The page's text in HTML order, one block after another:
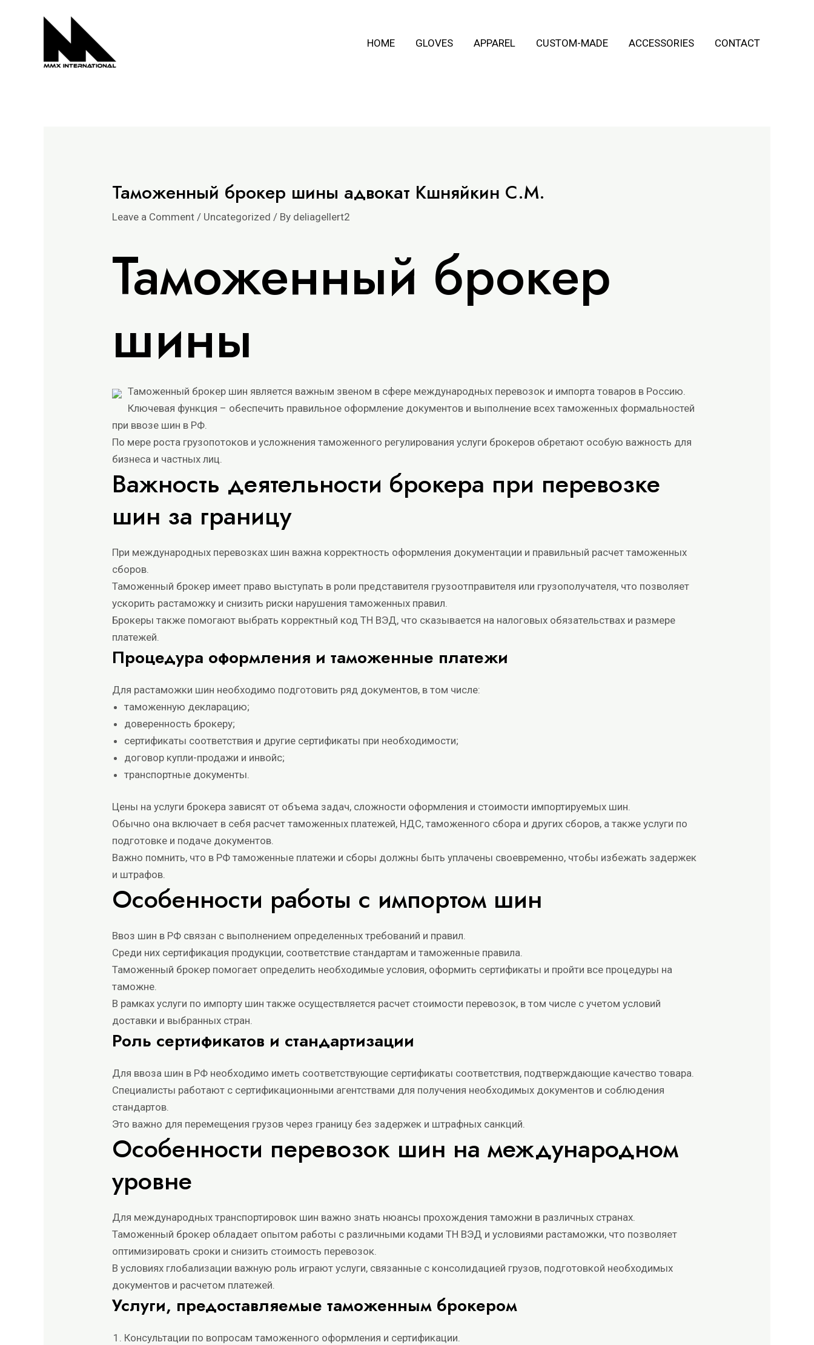
HOME GLOVES APPAREL CUSTOM-MADE ACCESSORIES CONTACT
Таможенный брокер шины адвокат Кшняйкин С.М.
Leave a Comment / Uncategorized / By deliagellert2
Таможенный брокер
шины
Таможенный брокер шин является важным звеном в сфере международных перевозок и импорта товаров в Россию.
Ключевая функция – обеспечить правильное оформление документов и выполнение всех таможенных формальностей
при ввозе шин в РФ.
По мере роста грузопотоков и усложнения таможенного регулирования услуги брокеров обретают особую важность для
бизнеса и частных лиц.
Важность деятельности брокера при перевозке
шин за границу
При международных перевозках шин важна корректность оформления документации и правильный расчет таможенных
сборов.
Таможенный брокер имеет право выступать в роли представителя грузоотправителя или грузополучателя, что позволяет
ускорить растаможку и снизить риски нарушения таможенных правил.
Брокеры также помогают выбрать корректный код ТН ВЭД, что сказывается на налоговых обязательствах и размере
платежей.
Процедура оформления и таможенные платежи
Для растаможки шин необходимо подготовить ряд документов, в том числе:
таможенную декларацию;
доверенность брокеру;
сертификаты соответствия и другие сертификаты при необходимости;
договор купли-продажи и инвойс;
транспортные документы.
Цены на услуги брокера зависят от объема задач, сложности оформления и стоимости импортируемых шин.
Обычно она включает в себя расчет таможенных платежей, НДС, таможенного сбора и других сборов, а также услуги по
подготовке и подаче документов.
Важно помнить, что в РФ таможенные платежи и сборы должны быть уплачены своевременно, чтобы избежать задержек
и штрафов.
Особенности работы с импортом шин
Ввоз шин в РФ связан с выполнением определенных требований и правил.
Среди них сертификация продукции, соответствие стандартам и таможенные правила.
Таможенный брокер помогает определить необходимые условия, оформить сертификаты и пройти все процедуры на
таможне.
В рамках услуги по импорту шин также осуществляется расчет стоимости перевозок, в том числе с учетом условий
доставки и выбранных стран.
Роль сертификатов и стандартизации
Для ввоза шин в РФ необходимо иметь соответствующие сертификаты соответствия, подтверждающие качество товара.
Специалисты работают с сертификационными агентствами для получения необходимых документов и соблюдения
стандартов.
Это важно для перемещения грузов через границу без задержек и штрафных санкций.
Особенности перевозок шин на международном
уровне
Для международных транспортировок шин важно знать нюансы прохождения таможни в различных странах.
Таможенный брокер обладает опытом работы с различными кодами ТН ВЭД и условиями растаможки, что позволяет
оптимизировать сроки и снизить стоимость перевозок.
В условиях глобализации важную роль играют услуги, связанные с консолидацией грузов, подготовкой необходимых
документов и расчетом платежей.
Услуги, предоставляемые таможенным брокером
Консультации по вопросам таможенного оформления и сертификации.
navigation